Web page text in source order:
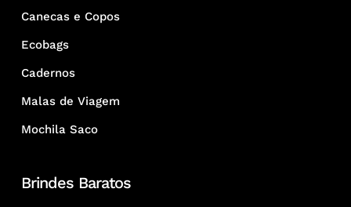
Canecas e Copos
Ecobags
Cadernos
Malas de Viagem
Mochila Saco
Brindes Baratos